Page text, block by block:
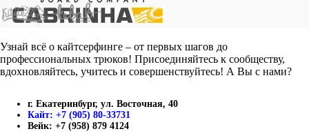
Узнай всё о кайтсерфинге – от первых шагов до
профессиональных трюков! Присоединяйтесь к сообществу,
вдохновляйтесь, учитесь и совершенствуйтесь! А Вы с нами?
г. Екатеринбург, ул. Восточная, 40
Кайт: +7 (905) 80-33731
Вейк: +7 (958) 879 4124